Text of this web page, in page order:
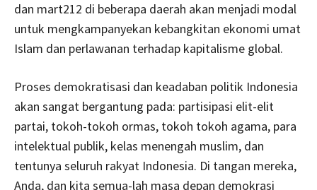
dan mart212 di beberapa daerah akan menjadi modal
untuk mengkampanyekan kebangkitan ekonomi umat
Islam dan perlawanan terhadap kapitalisme global.
Proses demokratisasi dan keadaban politik Indonesia
akan sangat bergantung pada: partisipasi elit-elit
partai, tokoh-tokoh ormas, tokoh tokoh agama, para
intelektual publik, kelas menengah muslim, dan
tentunya seluruh rakyat Indonesia. Di tangan mereka,
Anda, dan kita semua-lah masa depan demokrasi